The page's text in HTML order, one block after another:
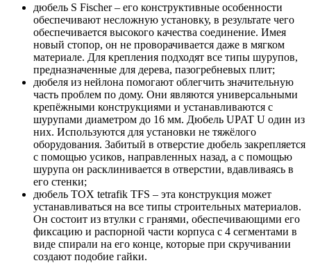
дюбель S Fischer – его конструктивные особенности
обеспечивают несложную установку, в результате чего
обеспечивается высокого качества соединение. Имея
новый стопор, он не проворачивается даже в мягком
материале. Для крепления подходят все типы шурупов,
предназначенные для дерева, пазогребневых плит;
дюбеля из нейлона помогают облегчить значительную
часть проблем по дому. Они являются универсальными
крепёжными конструкциями и устанавливаются с
шурупами диаметром до 16 мм. Дюбель UPAT U один из
них. Используются для установки не тяжёлого
оборудования. Забитый в отверстие дюбель закрепляется
с помощью усиков, направленных назад, а с помощью
шурупа он расклинивается в отверстии, вдавливаясь в
его стенки;
дюбель TOX tetrafik TFS – эта конструкция может
устанавливаться на все типы строительных материалов.
Он состоит из втулки с гранями, обеспечивающими его
фиксацию и распорной части корпуса с 4 сегментами в
виде спирали на его конце, которые при скручивании
создают подобие гайки.